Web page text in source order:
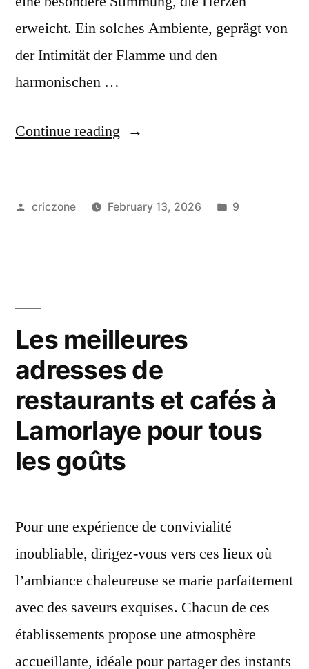
erweicht. Ein solches Ambiente, geprägt von
der Intimität der Flamme und den
harmonischen …
Continue reading
criczone February 13, 2026 9
Les meilleures
adresses de
restaurants et cafés à
Lamorlaye pour tous
les goûts
Pour une expérience de convivialité
inoubliable, dirigez-vous vers ces lieux où
l’ambiance chaleureuse se marie parfaitement
avec des saveurs exquises. Chacun de ces
établissements propose une atmosphère
accueillante, idéale pour partager des instants